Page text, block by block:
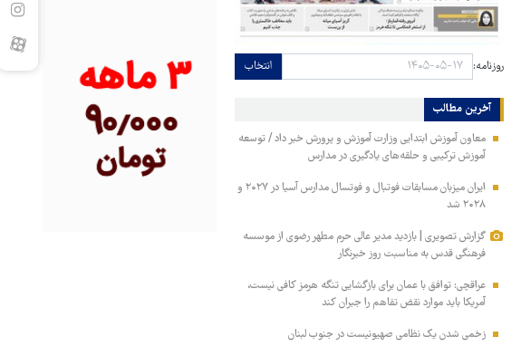
روزنامه: انتخاب
آخرین مطالب
معاون آموزش ابتدایی وزارت آموزش و پرورش خبر داد / توسعه
آموزش ترکیبی و حلقه‌های یادگیری در مدارس
ایران میزبان مسابقات فوتبال و فوتسال مدارس آسیا در ۲۰۲۷ و
۲۰۲۸ شد
گزارش تصویری | بازدید مدیر عالی حرم مطهر رضوی از موسسه
فرهنگی قدس به مناسبت روز خبرنگار
عراقچی: توافق با عمان برای بازگشایی تنگه هرمز کافی نیست،
آمریکا باید موارد نقض تفاهم را جبران کند
زخمی‌ شدن یک نظامی صهیونیست در جنوب لبنان